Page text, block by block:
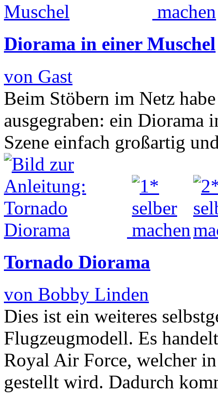
Diorama in einer Muschel
von Gast
Beim Stöbern im Netz
ausgegraben: ein Diorama
Szene einfach großartig
Tornado Diorama
von Bobby Linden
Dies ist ein weiteres
Flugzeugmodell. Es
Royal Air Force, welcher
gestellt wird. Dadurch